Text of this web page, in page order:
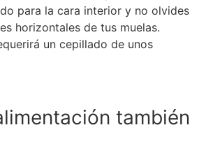
para la cara interior y no olvides
horizontales de tus muelas.
un cepillado de unos
también